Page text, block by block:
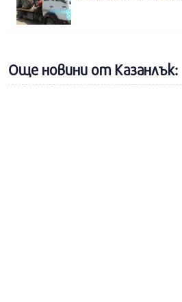
Още новини от Казанлък: